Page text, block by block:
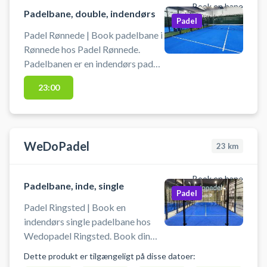
Book en bane
Padelbane, double, indendørs
Padel Rønnede | Book padelbane i
Rønnede hos Padel Rønnede.
Padelbanen er en indendørs padel
tennis bane til 4 padel spillere. Spil
padel i Rønnede ved Faxe på én af
ved motorvejen og padelbaner
omklædning- og badefaciliteter
samt en koldvandsautomat til fri
afbenyttelse.
Padel
23:00
WeDoPadel 23 km
Book en bane
Padelbane, inde, single
Padel Ringsted | Book en
indendørs single padelbane hos
Wedopadel Ringsted. Book din
på en Supercourt XN singlebane
Padel
Dette produkt er tilgængeligt på disse datoer: